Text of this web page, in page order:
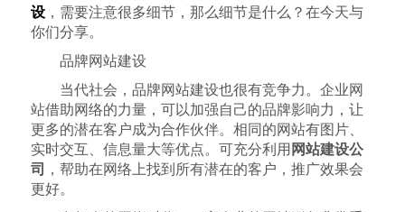
设，需要注意很多细节，那么细节是什么？在今天与
你们分享。
品牌网站建设
当代社会，品牌网站建设也很有竞争力。企业网
站借助网络的力量，可以加强自己的品牌影响力，让
更多的潜在客户成为合作伙伴。相同的网站有图片、
实时交互、信息量大等优点。可充分利用 网站建设公
司
，帮助在网络上找到所有潜在的客户，推广效果会
更好。